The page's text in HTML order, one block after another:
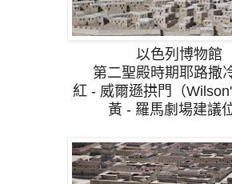
以色列博物館
第二聖殿時期耶路撒
紅 - 威爾遜拱門（
黃 - 羅馬劇場建議